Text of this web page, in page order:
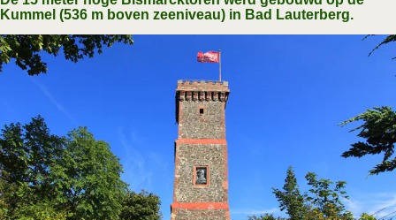
Kummel (536 m boven zeeniveau) in Bad Lauterberg.